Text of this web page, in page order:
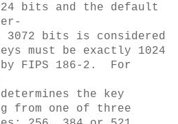
bits and the default
is considered
must be exactly 1024
FIPS 186-2. For
the key
from one of three